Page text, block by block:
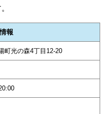
報
町光の森4丁目12-20